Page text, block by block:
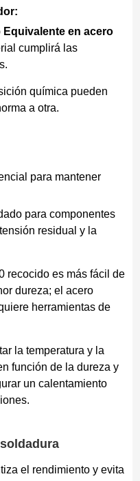
Equivalente en acero
cumplirá las
química pueden
a otra.
para mantener
para componentes
residual y la
recocido es más fácil de
dureza; el acero
herramientas de
la temperatura y la
función de la dureza y
un calentamiento
el rendimiento y evita